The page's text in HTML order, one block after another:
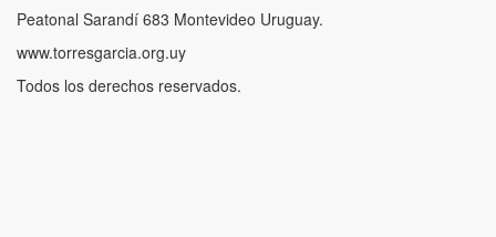
Peatonal Sarandí 683 Montevideo Uruguay.
www.torresgarcia.org.uy
Todos los derechos reservados.